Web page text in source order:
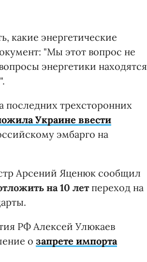
какие энергетические
"Мы этот вопрос не
энергетики находятся
трехсторонних
Украине ввести
эмбарго на
Арсений Яценюк сообщил
на 10 летпереход на
РФ Алексей Улюкаев
о запрете импорта